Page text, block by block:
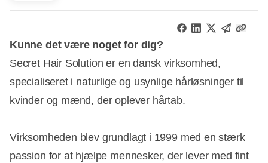
Kunne det være noget for dig?
Secret Hair Solution er en dansk virksomhed,
specialiseret i naturlige og usynlige hårløsninger til
kvinder og mænd, der oplever hårtab.
Virksomheden blev grundlagt i 1999 med en stærk
passion for at hjælpe mennesker, der lever med fint